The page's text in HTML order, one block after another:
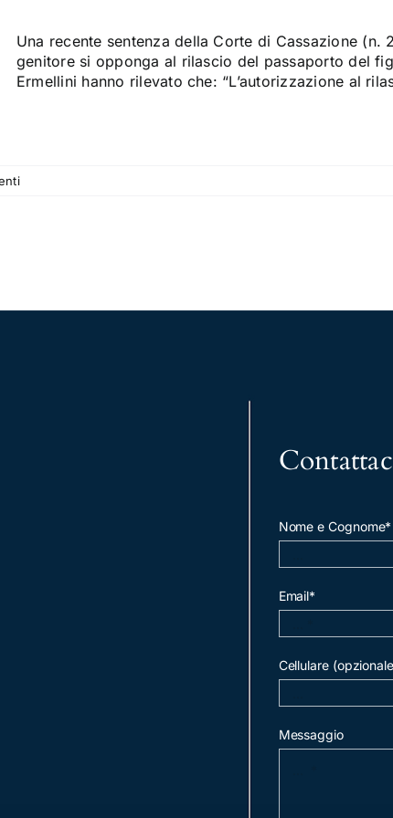
Una recente sentenza della Corte di Cassazione
genitore si opponga al rilascio del passaporto del
Ermellini hanno rilevato che: “L’autorizzazione al
Nome e Cognome*
Email*
Cellulare
Messaggio